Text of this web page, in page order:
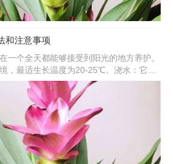
和注意事项
一个全天都能够接受到阳光的地方养护。
，最适生长温度为20-25℃。浇水：它喜
水，维持一定的土壤的湿度，但不能让土
较喜肥，生长季时需要每10-15天追施一
时应注意通风。